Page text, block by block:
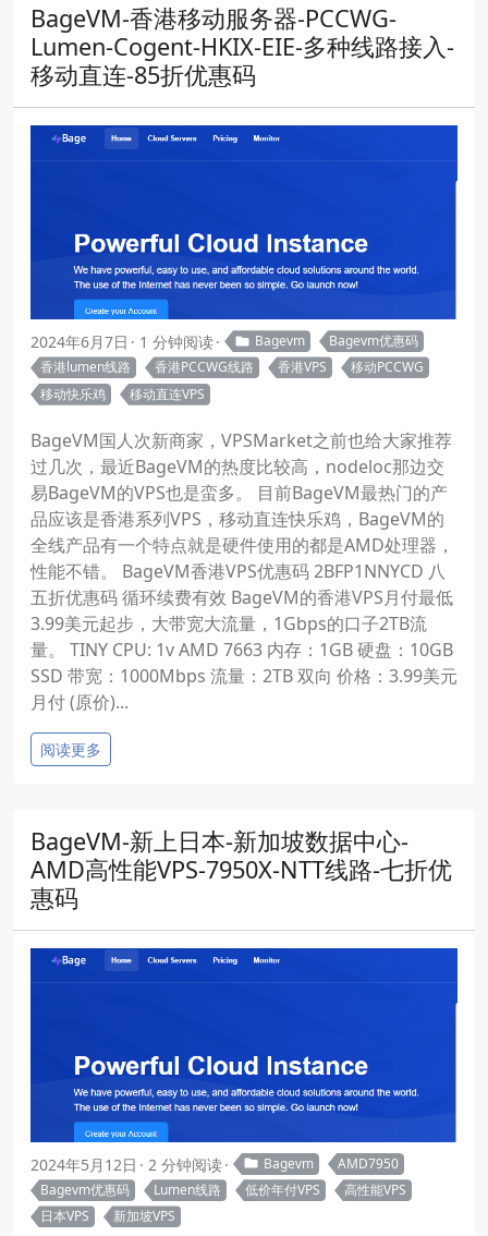
BageVM-香港移动服务器-PCCWG-
Lumen-Cogent-HKIX-EIE-多种线路接入-
移动直连-85折优惠码
2024年6月7日 1 分钟阅读 Bagevm
Bagevm优惠码
香港lumen线路
香港PCCWG线路 香港VPS
移动PCCWG
移动快乐鸡
移动直连VPS
BageVM国人次新商家，VPSMarket之前也给大家推荐
过几次，最近BageVM的热度比较高，nodeloc那边交
易BageVM的VPS也是蛮多。 目前BageVM最热门的产
品应该是香港系列VPS，移动直连快乐鸡，BageVM的
全线产品有一个特点就是硬件使用的都是AMD处理器，
性能不错。 BageVM香港VPS优惠码 2BFP1NNYCD 八
五折优惠码 循环续费有效 BageVM的香港VPS月付最低
3.99美元起步，大带宽大流量，1Gbps的口子2TB流
量。 TINY CPU: 1v AMD 7663 内存：1GB 硬盘：10GB
SSD 带宽：1000Mbps 流量：2TB 双向 价格：3.99美元
月付 (原价)...
阅读更多
BageVM-新上日本-新加坡数据中心-
AMD高性能VPS-7950X-NTT线路-七折优
惠码
2024年5月12日 2 分钟阅读 Bagevm
AMD7950
Bagevm优惠码
Lumen线路 低价年付VPS
高性能VPS
日本VPS
新加坡VPS